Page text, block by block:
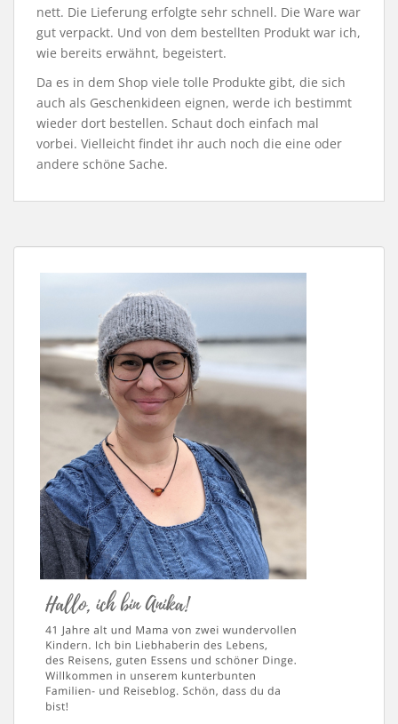
nett. Die Lieferung erfolgte sehr schnell. Die Ware war
gut verpackt. Und von dem bestellten Produkt war ich,
wie bereits erwähnt, begeistert.
Da es in dem Shop viele tolle Produkte gibt, die sich
auch als Geschenkideen eignen, werde ich bestimmt
wieder dort bestellen. Schaut doch einfach mal
vorbei. Vielleicht findet ihr auch noch die eine oder
andere schöne Sache.